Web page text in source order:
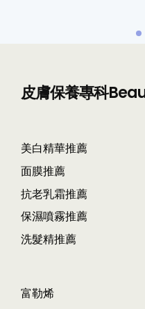
皮膚保養專科
美白精華推薦
面膜推薦
抗老乳霜推薦
保濕噴霧推薦
洗髮精推薦
富勒烯